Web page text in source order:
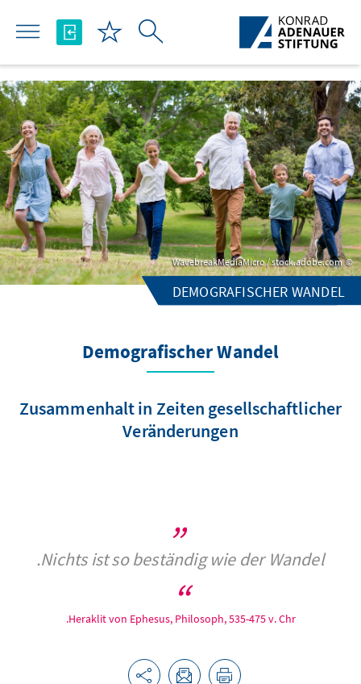
تخطي إلى المحتوى الرئيسي
WavebreakMediaMicro / stock.adobe.com
DEMOGRAFISCHER WANDEL
Demografischer Wandel
Zusammenhalt in Zeiten gesellschaftlicher
Veränderungen
Nichts ist so beständig wie der Wandel.
Heraklit von Ephesus, Philosoph, 535-475 v. Chr.